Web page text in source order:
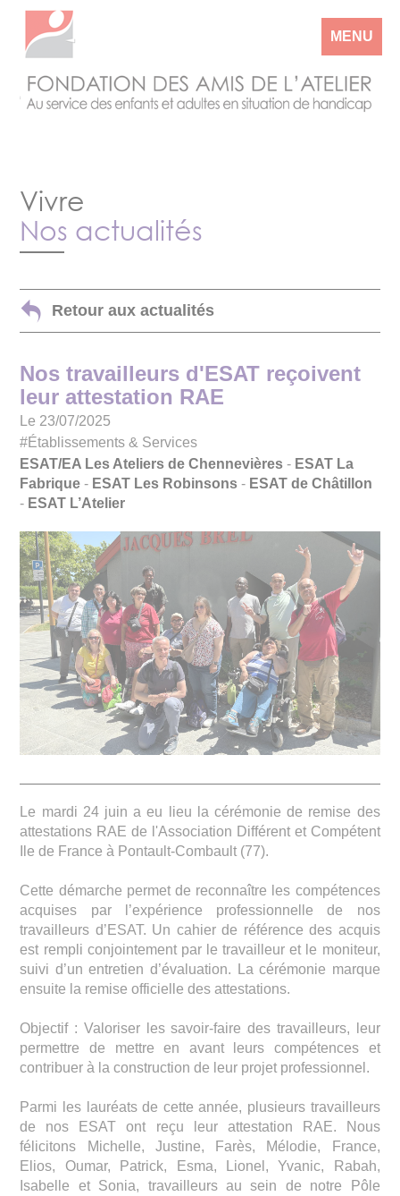
MENU
Vivre
Nos actualités
Retour aux actualités
Nos travailleurs d'ESAT reçoivent
leur attestation RAE
Le 23/07/2025
#Établissements & Services
ESAT/EA Les Ateliers de Chennevières- ESAT La
Fabrique- ESAT Les Robinsons- ESAT de Châtillon
- ESAT L’Atelier
Le mardi 24 juin a eu lieu la cérémonie de remise des
attestations RAE de l'Association Différent et Compétent
Ile de France à Pontault-Combault (77).
Cette démarche permet de reconnaître les compétences
acquises par l’expérience professionnelle de nos
travailleurs d’ESAT. Un cahier de référence des acquis
est rempli conjointement par le travailleur et le moniteur,
suivi d’un entretien d’évaluation. La cérémonie marque
ensuite la remise officielle des attestations.
Objectif : Valoriser les savoir-faire des travailleurs, leur
permettre de mettre en avant leurs compétences et
contribuer à la construction de leur projet professionnel.
Parmi les lauréats de cette année, plusieurs travailleurs
de nos ESAT ont reçu leur attestation RAE. Nous
félicitons Michelle, Justine, Farès, Mélodie, France,
Elios, Oumar, Patrick, Esma, Lionel, Yvanic, Rabah,
Isabelle et Sonia, travailleurs au sein de notre Pôle